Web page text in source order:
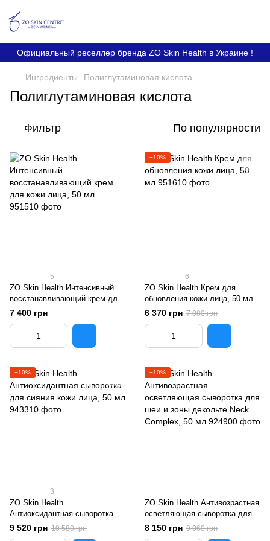
Официальный реселлер бренда ZO Skin Health в Украине !
Ингредиенты Полиглутаминовая кислота
Полиглутаминовая кислота
Фильтр По популярности
5
ZO Skin Health Интенсивный
восстанавливающий крем для
кожи лица, 50 мл
7 400 грн
−10%
6
ZO Skin Health Крем для
обновления кожи лица, 50 мл
6 370 грн 7 080 грн
−10%
3
ZO Skin Health
Антиоксидантная сыворотка
для сияния кожи лица, 50 мл
9 520 грн 10 580 грн
−10%
ZO Skin Health Антивозрастная
осветляющая сыворотка для
шеи и зоны декольте Neck
Complex, 50 мл
8 150 грн 9 060 грн